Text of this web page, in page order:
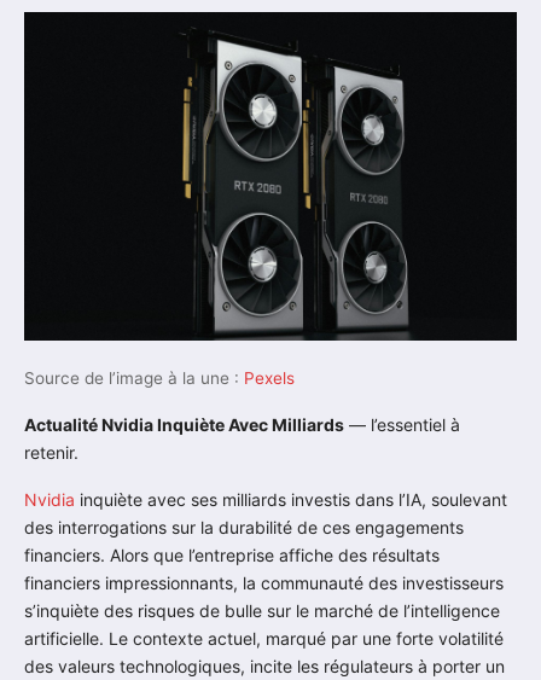
Source de l’image à la une : Pexels
Actualité Nvidia Inquiète Avec Milliards — l’essentiel à
retenir.
Nvidia inquiète avec ses milliards investis dans l’IA, soulevant
des interrogations sur la durabilité de ces engagements
financiers. Alors que l’entreprise affiche des résultats
financiers impressionnants, la communauté des investisseurs
s’inquiète des risques de bulle sur le marché de l’intelligence
artificielle. Le contexte actuel, marqué par une forte volatilité
des valeurs technologiques, incite les régulateurs à porter un